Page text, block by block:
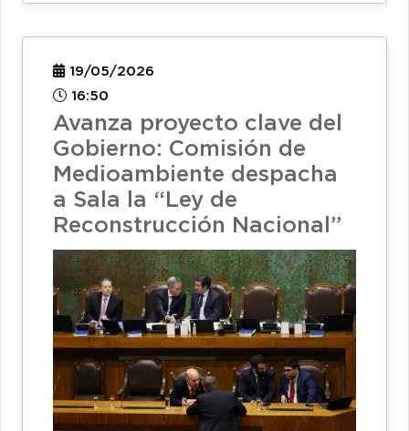
19/05/2026
16:50
Avanza proyecto clave del
Gobierno: Comisión de
Medioambiente despacha
a Sala la “Ley de
Reconstrucción Nacional”